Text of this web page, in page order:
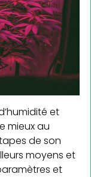
et
mieux au
de son
moyens et
et